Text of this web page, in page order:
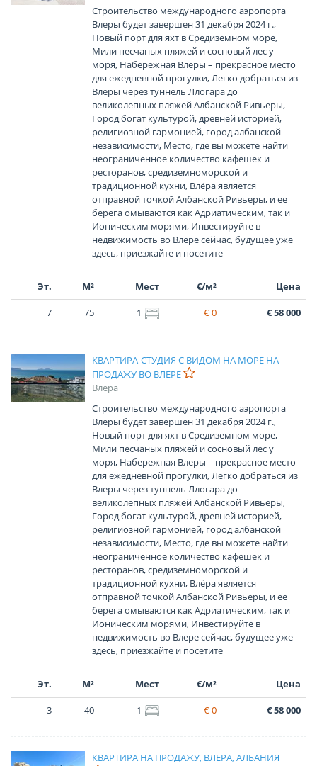
Строительство международного аэропорта
Влеры будет завершен 31 декабря 2024 г.,
Новый порт для яхт в Средиземном море,
Мили песчаных пляжей и сосновый лес у
моря, Набережная Влеры – прекрасное место
для ежедневной прогулки, Легко добраться из
Влеры через туннель Ллогара до
великолепных пляжей Албанской Ривьеры,
Город богат культурой, древней историей,
религиозной гармонией, город албанской
независимости, Место, где вы можете найти
неограниченное количество кафешек и
ресторанов, средиземноморской и
традиционной кухни, Влёра является
отправной точкой Албанской Ривьеры, и ее
берега омываются как Адриатическим, так и
Ионическим морями, Инвестируйте в
недвижимость во Влере сейчас, будущее уже
здесь, приезжайте и посетите
Эт. М² Мест €/м² Цена
7 75 1 € 0 € 58 000
КВАРТИРА-СТУДИЯ С ВИДОМ НА МОРЕ НА
ПРОДАЖУ ВО ВЛЕРЕ
Влера
Строительство международного аэропорта
Влеры будет завершен 31 декабря 2024 г.,
Новый порт для яхт в Средиземном море,
Мили песчаных пляжей и сосновый лес у
моря, Набережная Влеры – прекрасное место
для ежедневной прогулки, Легко добраться из
Влеры через туннель Ллогара до
великолепных пляжей Албанской Ривьеры,
Город богат культурой, древней историей,
религиозной гармонией, город албанской
независимости, Место, где вы можете найти
неограниченное количество кафешек и
ресторанов, средиземноморской и
традиционной кухни, Влёра является
отправной точкой Албанской Ривьеры, и ее
берега омываются как Адриатическим, так и
Ионическим морями, Инвестируйте в
недвижимость во Влере сейчас, будущее уже
здесь, приезжайте и посетите
Эт. М² Мест €/м² Цена
3 40 1 € 0 € 58 000
КВАРТИРА НА ПРОДАЖУ, ВЛЕРА, АЛБАНИЯ